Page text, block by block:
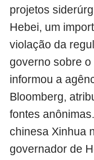
projetos
Hebei, um
violação da
governo sobre
informou a
Bloomberg,
fontes
chinesa Xinhua
governador de